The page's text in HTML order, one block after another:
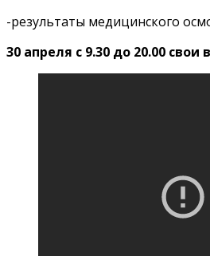
-результаты медицинского
30 апреля с 9.30 до 20.00